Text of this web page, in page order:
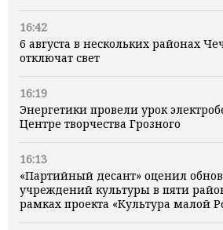
16:42
6 августа в нескольких районах
отключат свет
16:19
Энергетики провели урок
Центре творчества Грозного
16:13
«Партийный десант» оценил
учреждений культуры в пяти
рамках проекта «Культура малой